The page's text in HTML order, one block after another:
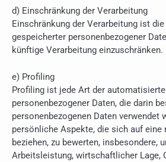
d) Einschränkung der Verarbeitung
Einschränkung der Verarbeitung ist
gespeicherter personenbezogener
künftige Verarbeitung einzuschränken.
e) Profiling
Profiling ist jede Art der
personenbezogener Daten, die darin
personenbezogenen Daten verwendet
persönliche Aspekte, die sich auf eine
beziehen, zu bewerten, insbesondere,
Arbeitsleistung, wirtschaftlicher Lage,